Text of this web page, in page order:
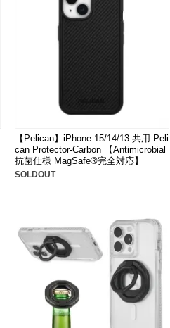
【Pelican】iPhone 15/14/13 共用 Peli
can Protector-Carbon 【Antimicrobial
抗菌仕様 MagSafe®完全対応】
SOLDOUT